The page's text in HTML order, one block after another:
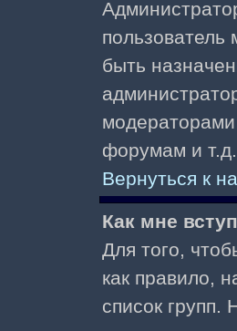
пользователь
быть
форумам и т.д.
Вернуться к
Как мне
Для того,
как правило,
список групп.